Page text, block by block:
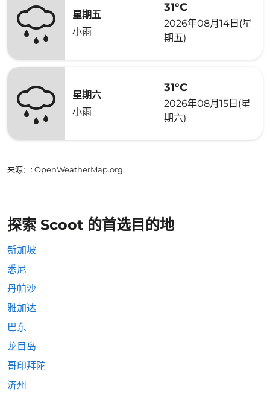
星期五
小雨
31°C
2026年08月14日(星
期五)
星期六
小雨
31°C
2026年08月15日(星
期六)
来源： : OpenWeatherMap.org
探索 Scoot 的首选目的地
新加坡
悉尼
丹帕沙
雅加达
巴东
龙目岛
哥印拜陀
济州